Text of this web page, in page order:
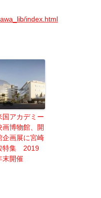
index.html
国アカデミー
画博物館、開
企画展に宮崎
特集 2019
末開催